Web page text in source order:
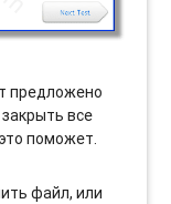
предложено
все
поможет.
файл, или